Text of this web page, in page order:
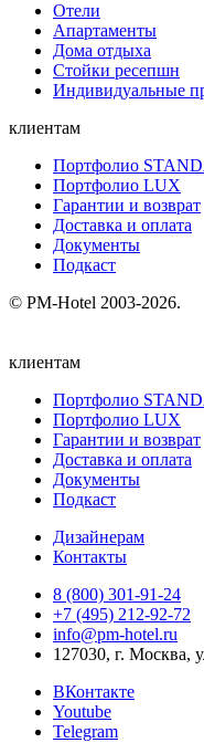
Отели
Апартаменты
Дома отдыха
Стойки ресепшн
Индивидуальные
клиентам
Портфолио
Портфолио LUX
Гарантии и возврат
Доставка и оплата
Документы
Подкаст
© PM-Hotel 2003-2026.
клиентам
Портфолио
Портфолио LUX
Гарантии и возврат
Доставка и оплата
Документы
Подкаст
Дизайнерам
Контакты
8 (800) 301‑91‑24
+7 (495) 212‑92‑72
info@pm-hotel.ru
127030, г. Москва,
ВКонтакте
Youtube
Telegram